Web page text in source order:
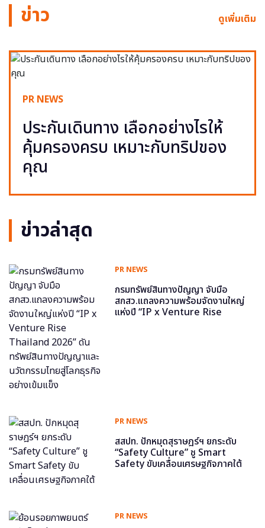
ข่าว ดูเพิ่มเติม
PR NEWS
ประกันเดินทาง เลือกอย่างไรให้
คุ้มครองครบ เหมาะกับทริปของ
คุณ
ข่าวล่าสุด
PR NEWS
กรมทรัพย์สินทางปัญญา จับมือ
สกสว.แถลงความพร้อมจัดงานใหญ่
แห่งปี “IP x Venture Rise
PR NEWS
สสปท. ปักหมุดสุราษฎร์ฯ ยกระดับ
“Safety Culture” ชู Smart
Safety ขับเคลื่อนเศรษฐกิจภาคใต้
PR NEWS